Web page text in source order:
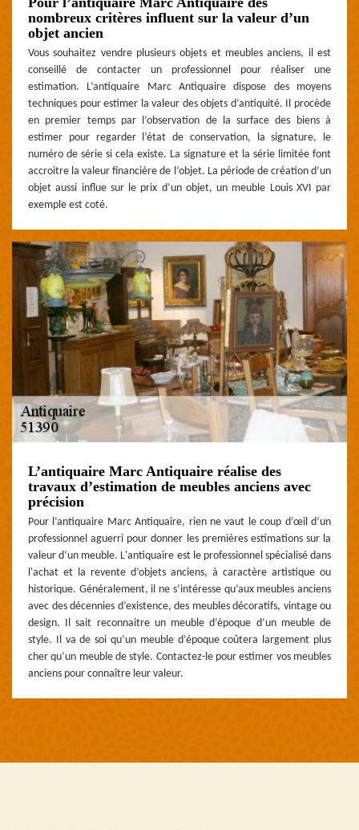
nombreux critères influent sur la valeur d’un
objet ancien
Vous souhaitez vendre plusieurs objets et meubles anciens, il est
conseillé de contacter un professionnel pour réaliser une
estimation. L’antiquaire Marc Antiquaire dispose des moyens
techniques pour estimer la valeur des objets d’antiquité. Il procède
en premier temps par l’observation de la surface des biens à
estimer pour regarder l’état de conservation, la signature, le
numéro de série si cela existe. La signature et la série limitée font
accroitre la valeur financière de l’objet. La période de création d’un
objet aussi influe sur le prix d’un objet, un meuble Louis XVI par
exemple est coté.
L’antiquaire Marc Antiquaire réalise des
travaux d’estimation de meubles anciens avec
précision
Pour l’antiquaire Marc Antiquaire, rien ne vaut le coup d’œil d’un
professionnel aguerri pour donner les premières estimations sur la
valeur d’un meuble. L'antiquaire est le professionnel spécialisé dans
l'achat et la revente d’objets anciens, à caractère artistique ou
historique. Généralement, il ne s’intéresse qu’aux meubles anciens
avec des décennies d’existence, des meubles décoratifs, vintage ou
design. Il sait reconnaitre un meuble d’époque d’un meuble de
style. Il va de soi qu’un meuble d’époque coûtera largement plus
cher qu’un meuble de style. Contactez-le pour estimer vos meubles
anciens pour connaître leur valeur.